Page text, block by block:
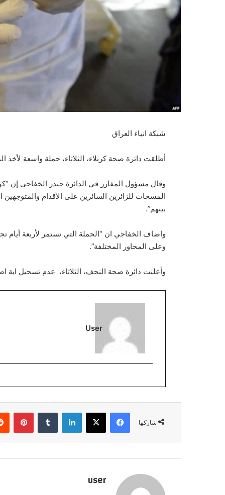
شبكة انباء العراق
أطلقت دائرة صحة كربلاء، الثلاثاء، حملة واسعة لأخذ
وقال مسؤول المفارز في الدائرة حيدر الخفاجي إن
المسحات للزائرين السائرين على الأقدام
بينهم”.
وعلى المحاور المختلفة”.
وأعلنت دائرة صحة النجف، الثلاثاء، عدم تسجيل اية
User
شاركها
فيسبوك ‫X لينكدإن
user